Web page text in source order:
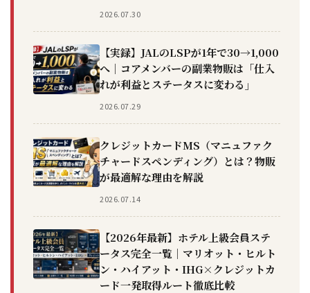
2026.07.30
【実録】JALのLSPが1年で30→1,000
へ｜コアメンバーの副業物販は「仕入
れが利益とステータスに変わる」
2026.07.29
クレジットカードMS（マニュファク
チャードスペンディング）とは？物販
が最適解な理由を解説
2026.07.14
【2026年最新】ホテル上級会員ステ
ータス完全一覧｜マリオット・ヒルト
ン・ハイアット・IHG×クレジットカ
ード一発取得ルート徹底比較